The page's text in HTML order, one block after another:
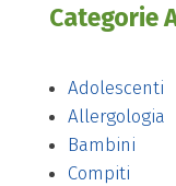
Categorie
Adolescenti
Allergologia
Bambini
Compiti